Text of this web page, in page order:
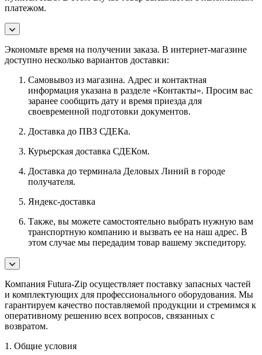
платежом.
Экономьте время на получении заказа. В интернет-магазине
доступно несколько вариантов доставки:
Самовывоз из магазина. Адрес и контактная
информация указана в разделе «Контакты». Просим вас
заранее сообщить дату и время приезда для
своевременной подготовки документов.
Доставка до ПВЗ СДЕКа.
Курьерская доставка СДЕКом.
Доставка до терминала Деловых Линий в городе
получателя.
Яндекс-доставка
Также, вы можете самостоятельно выбрать нужную вам
транспортную компанию и вызвать ее на наш адрес. В
этом случае мы передадим товар вашему экспедитору.
Компания Futura-Zip осуществляет поставку запасных частей
и комплектующих для профессионального оборудования. Мы
гарантируем качество поставляемой продукции и стремимся к
оперативному решению всех вопросов, связанных с
возвратом.
1. Общие условия